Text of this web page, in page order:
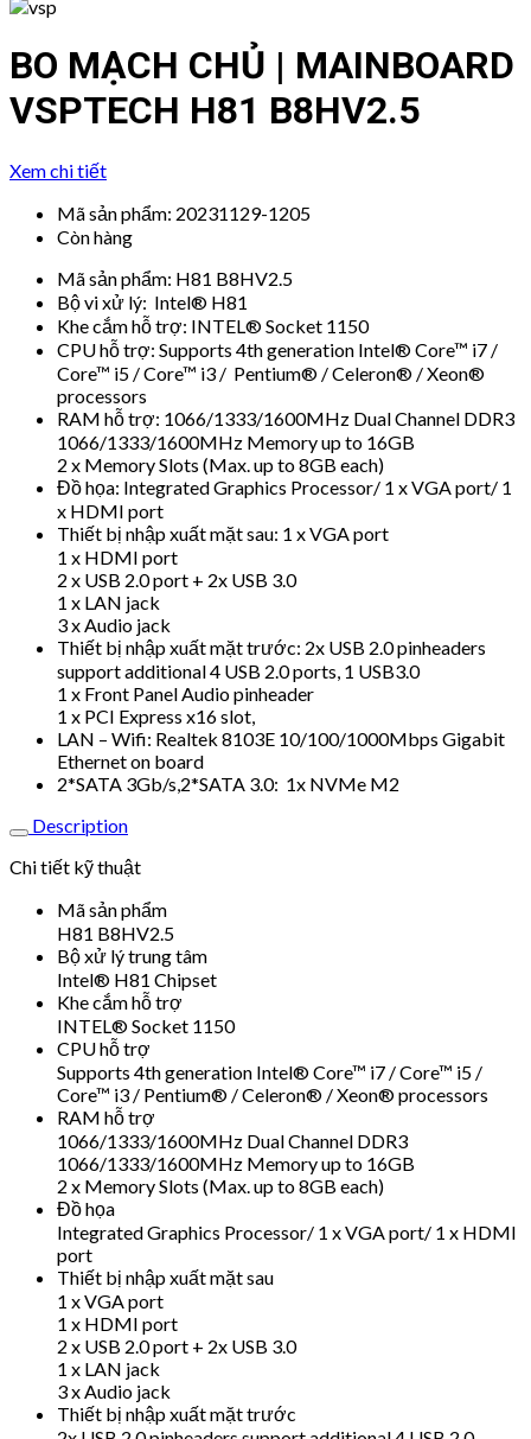
BO MẠCH CHỦ | MAINBOARD
VSPTECH H81 B8HV2.5
Xem chi tiết
Mã sản phẩm: 20231129-1205
Còn hàng
Mã sản phẩm: H81 B8HV2.5
Bộ vi xử lý: Intel® H81
Khe cắm hỗ trợ: INTEL® Socket 1150
CPU hỗ trợ: Supports 4th generation Intel® Core™ i7 /
Core™ i5 / Core™ i3 / Pentium® / Celeron® / Xeon®
processors
RAM hỗ trợ: 1066/1333/1600MHz Dual Channel DDR3
1066/1333/1600MHz Memory up to 16GB
2 x Memory Slots (Max. up to 8GB each)
Đồ họa: Integrated Graphics Processor/ 1 x VGA port/ 1
x HDMI port
Thiết bị nhập xuất mặt sau: 1 x VGA port
1 x HDMI port
2 x USB 2.0 port + 2x USB 3.0
1 x LAN jack
3 x Audio jack
Thiết bị nhập xuất mặt trước: 2x USB 2.0 pinheaders
support additional 4 USB 2.0 ports, 1 USB3.0
1 x Front Panel Audio pinheader
1 x PCI Express x16 slot,
LAN – Wifi: Realtek 8103E 10/100/1000Mbps Gigabit
Ethernet on board
2*SATA 3Gb/s,2*SATA 3.0: 1x NVMe M2
Description
Chi tiết kỹ thuật
Mã sản phẩm
H81 B8HV2.5
Bộ xử lý trung tâm
Intel® H81 Chipset
Khe cắm hỗ trợ
INTEL® Socket 1150
CPU hỗ trợ
Supports 4th generation Intel® Core™ i7 / Core™ i5 /
Core™ i3 / Pentium® / Celeron® / Xeon® processors
RAM hỗ trợ
1066/1333/1600MHz Dual Channel DDR3
1066/1333/1600MHz Memory up to 16GB
2 x Memory Slots (Max. up to 8GB each)
Đồ họa
Integrated Graphics Processor/ 1 x VGA port/ 1 x HDMI
port
Thiết bị nhập xuất mặt sau
1 x VGA port
1 x HDMI port
2 x USB 2.0 port + 2x USB 3.0
1 x LAN jack
3 x Audio jack
Thiết bị nhập xuất mặt trước